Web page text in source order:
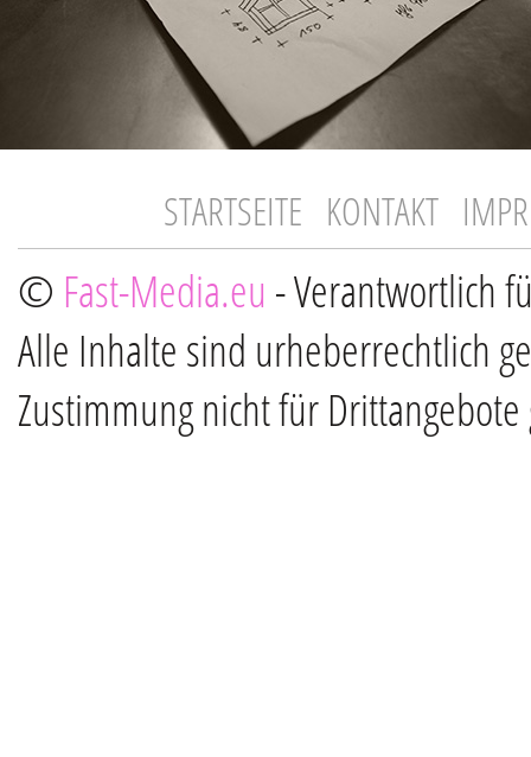
KONTAKT
STARTSEITE
© Fast-Media.eu - Verantwortlich
Alle Inhalte sind urheberrechtlich
Zustimmung nicht für